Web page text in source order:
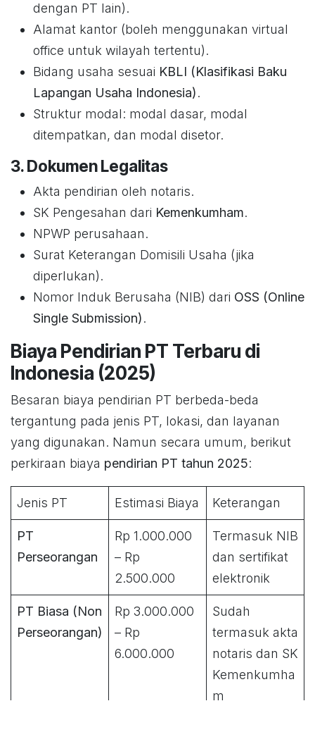
dengan PT lain).
Alamat kantor (boleh menggunakan virtual
office untuk wilayah tertentu).
Bidang usaha sesuai KBLI (Klasifikasi Baku
Lapangan Usaha Indonesia).
Struktur modal: modal dasar, modal
ditempatkan, dan modal disetor.
3. Dokumen Legalitas
Akta pendirian oleh notaris.
SK Pengesahan dari Kemenkumham.
NPWP perusahaan.
Surat Keterangan Domisili Usaha (jika
diperlukan).
Nomor Induk Berusaha (NIB) dari OSS (Online
Single Submission).
Biaya Pendirian PT Terbaru di
Indonesia (2025)
Besaran biaya pendirian PT berbeda-beda
tergantung pada jenis PT, lokasi, dan layanan
yang digunakan. Namun secara umum, berikut
perkiraan biaya pendirian PT tahun 2025:
Jenis PT Estimasi Biaya Keterangan
PT
Perseorangan
Rp 1.000.000
– Rp
2.500.000
Termasuk NIB
dan sertifikat
elektronik
PT Biasa (Non
Perseorangan)
Rp 3.000.000
– Rp
6.000.000
Sudah
termasuk akta
notaris dan SK
Kemenkumha
m